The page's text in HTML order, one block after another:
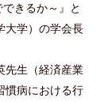
きるか～』と
大学）の学会長
先生（経済産業
慣病における行